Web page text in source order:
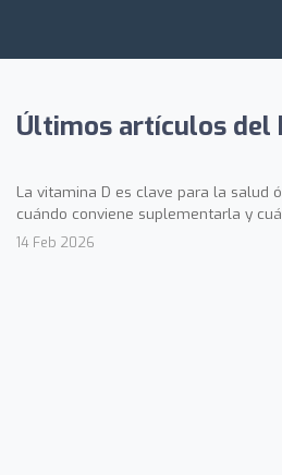
Últimos artículos del
La vitamina D es clave para la salud
cuándo conviene suplementarla y
14 Feb 2026